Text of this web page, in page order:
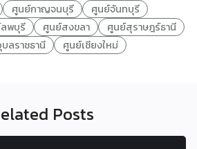
ศูนย์กาญจนบุรี
ศูนย์จันทบุรี
พบุรี ศูนย์สงขลา
ศูนย์สุราษฎร์ธานี
ลราชธานี
ศูนย์เชียงใหม่
Posts